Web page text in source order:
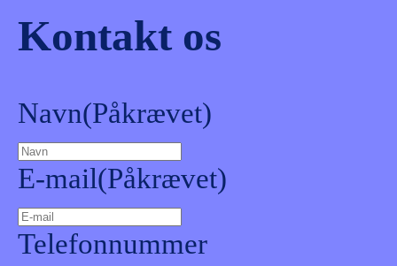
Kontakt os
Navn(Påkrævet)
E-mail(Påkrævet)
Telefonnummer